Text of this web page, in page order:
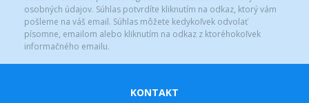
osobných údajov. Súhlas potvrdíte kliknutím na odkaz, ktorý vám
pošleme na váš email. Súhlas môžete kedykoľvek odvolať
písomne, emailom alebo kliknutím na odkaz z ktoréhokoľvek
informačného emailu.
KONTAKT